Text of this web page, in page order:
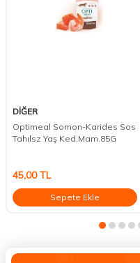
DİĞER
Optimeal Somon-Karides Sos
Tahılsz Yaş Ked.Mam.85G
45,00TL
Sepete Ekle